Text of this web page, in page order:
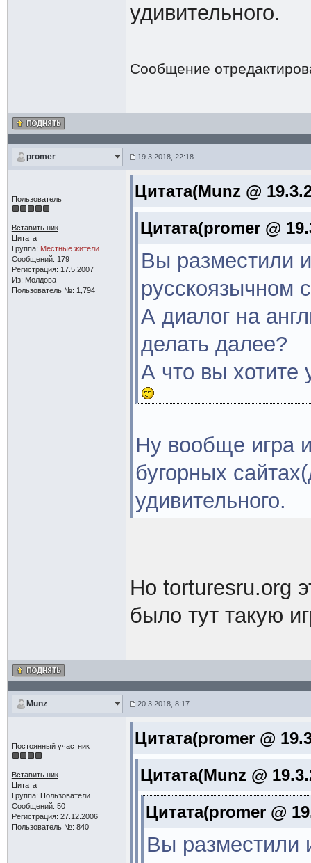
удивительного.
Сообщение
promer 19.3.2018, 22:18
Пользователь
Вставить ник
Цитата
Группа: Местные жители
Сообщений: 179
Регистрация: 17.5.2007
Из: Молдова
Пользователь №: 1,794
Цитата(Munz @
Цитата(promer @
Вы разместили
русскоязычном
А диалог на
делать далее?
А что вы хотите
Ну вообще игра
бугорных
удивительного.
Но torturesru.org
было тут такую
Munz 20.3.2018, 8:17
Постоянный участник
Вставить ник
Цитата
Группа: Пользователи
Сообщений: 50
Регистрация: 27.12.2006
Пользователь №: 840
Цитата(promer @
Цитата(Munz @
Цитата(promer @
Вы разместили